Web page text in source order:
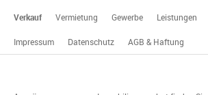
Verkauf Vermietung Gewerbe Leistungen
Impressum Datenschutz AGB & Haftung